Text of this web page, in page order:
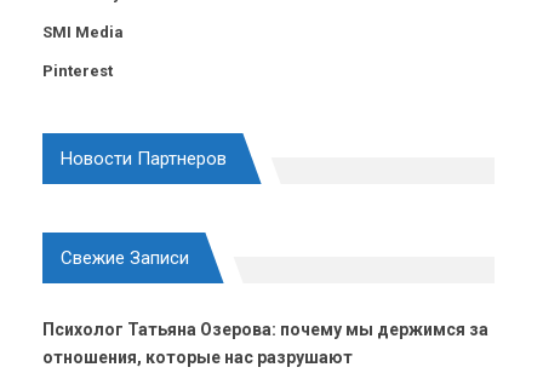
SMI Media
Pinterest
Новости Партнеров
Свежие Записи
Психолог Татьяна Озерова: почему мы держимся за
отношения, которые нас разрушают